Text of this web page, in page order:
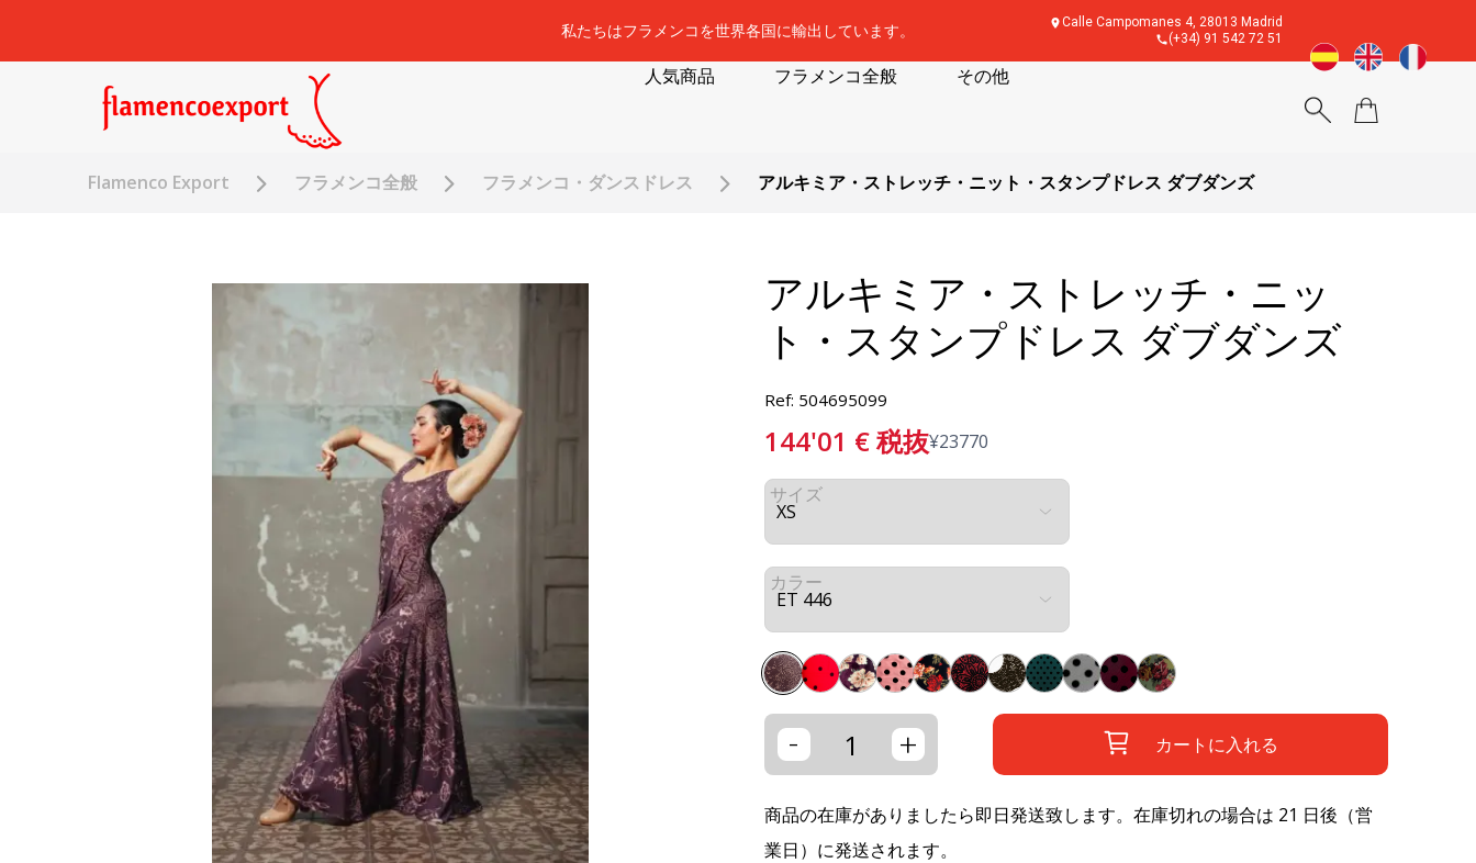
私たちはフラメンコを世界各国に輸出しています。
Calle Campomanes 4, 28013 Madrid
(+34) 91 542 72 51
人気商品 フラメンコ全般 その他
Flamenco Export フラメンコ全般 フラメンコ・ダンスドレス アルキミア・ストレッチ・ニット・スタンプドレス ダブダンズ
アルキミア・ストレッチ・ニッ
ト・スタンプドレス ダブダンズ
Ref: 504695099
144'01 €税抜¥23770
サイズ
カラー
- + カートに入れる
商品の在庫がありましたら即日発送致します。在庫切れの場合は 21 日後（営
業日）に発送されます。